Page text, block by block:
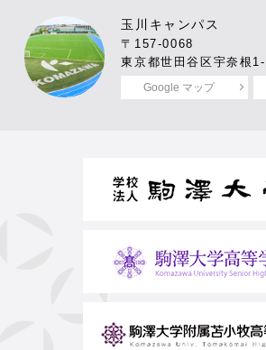
玉川キャンパス
〒157-0068
東京都世田谷区宇奈根
Google マップ